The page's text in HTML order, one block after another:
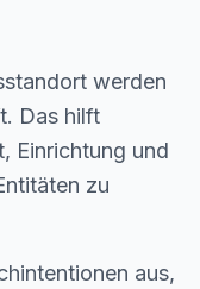
werden
Das hilft
Einrichtung und
zu
aus,